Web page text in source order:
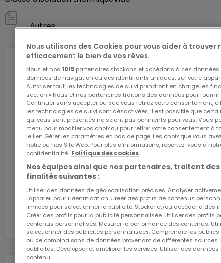
agents immobiliers:
Gaël BERNARD au +352 621 269 111 ou par email à
l'adresse suivante gael.bernard@newimmo.lu.,
Isabelle LAURES au +352 621 543 677 ou par email à
l'adresse suivante isabelle.laures@newimmo.lu,
Yannis ERB au +352 691 589 700 ou par email à
l'adresse suivante yannis.erb@newimmo.lu.
Autres
Internet
L'internet Giga : l'Internet à domicile
Bénéficiez d’1 mois d’internet gratuit avec le code
ATHOME26 sur le réseau le plus rapide du
Luxembourg.
J’y vais
En partenariat avec
Nous utilisons des Cookies pour vous aider à trouver
efficacement le bien de vos rêves.
Nous et nos 1015 partenaires stockons et accédons à des
données de navigation ou des identifiants uniques, sur votre
Autoriser tout, les technologies de suivi prendront en charge les
section « Nous et nos partenaires traitons des données pour fournir
Continuer sans accepter ou que vous retirez votre consentement,
les technologies de suivi sont désactivées, il est possible que
qui vous sont présentés ne soient pas pertinents pour vous. Vous
menu pour modifier vos choix ou pour retirer votre consentement à
le lien Gérer les paramètres en bas de page. Les choix que vous
notre ou nos Site Web. Pour plus d’informations, reportez-vous à
confidentialité. Politique des cookies
Nos équipes ainsi que nos partenaires, traitent
finalités suivantes :
Utiliser des données de géolocalisation précises. Analyser
l’appareil pour l’identification. Créer des profils de contenus
limitées pour sélectionner la publicité. Stocker et/ou accéder à des
Créer des profils pour la publicité personnalisée. Utiliser des profils
contenus personnalisés. Mesurer la performance des contenus.
sélectionner des publicités personnalisées. Comprendre les
ou de combinaisons de données provenant de différentes sources.
publicités. Développer et améliorer les services. Utiliser des
contenu.